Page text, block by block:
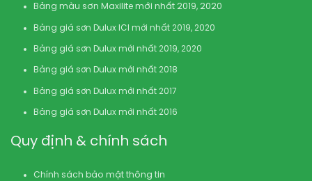
Bảng màu sơn Maxilite mới nhất 2019, 2020
Bảng giá sơn Dulux ICI mới nhất 2019, 2020
Bảng giá sơn Dulux mới nhất 2019, 2020
Bảng giá sơn Dulux mới nhất 2018
Bảng giá sơn Dulux mới nhất 2017
Bảng giá sơn Dulux mới nhất 2016
Quy định & chính sách
Chính sách bảo mật thông tin